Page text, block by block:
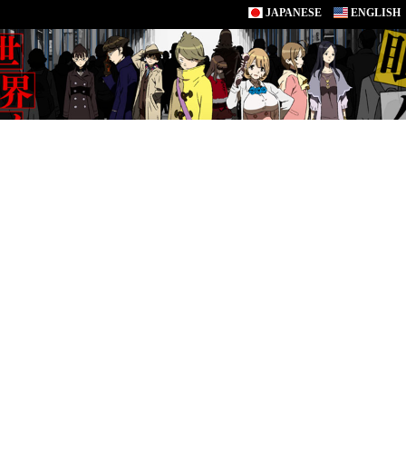
JAPANESE ENGLISH